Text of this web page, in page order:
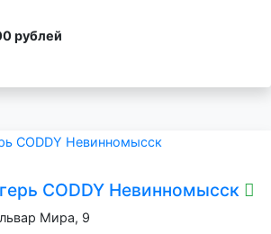
рублей
CODDY Невинномысск
Мира, 9